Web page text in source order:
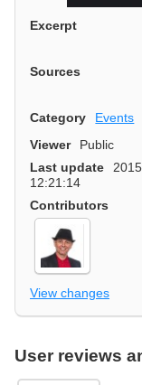
Excerpt
Sources
Category Events
Viewer
Public
Last update
12:21:14
Contributors
View changes
User reviews